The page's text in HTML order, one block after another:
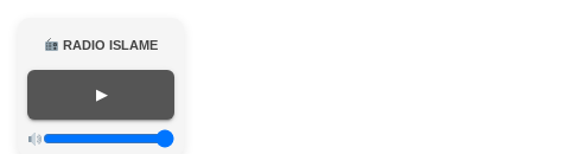
RADIO ISLAME
▶